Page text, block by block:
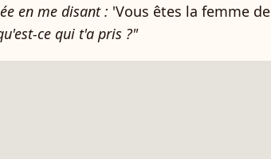
en me disant : 'Vous êtes la femme de
ce qui t'a pris ?"